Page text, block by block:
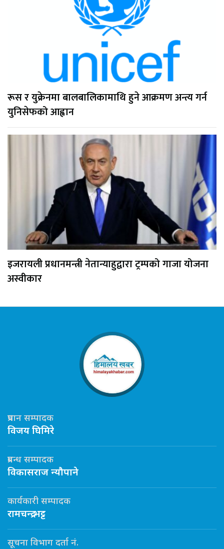
रूस र युक्रेनमा बालबालिकामाथि हुने आक्रमण अन्त्य गर्न
युनिसेफको आह्वान
इजरायली प्रधानमन्त्री नेतान्याहुद्वारा ट्रम्पको गाजा योजना
अस्वीकार
प्रधान सम्पादक
विजय घिमिरे
प्रबन्ध सम्पादक
विकासराज न्यौपाने
कार्यकारी सम्पादक
रामचन्द्र भट्ट
सूचना विभाग दर्ता नं.